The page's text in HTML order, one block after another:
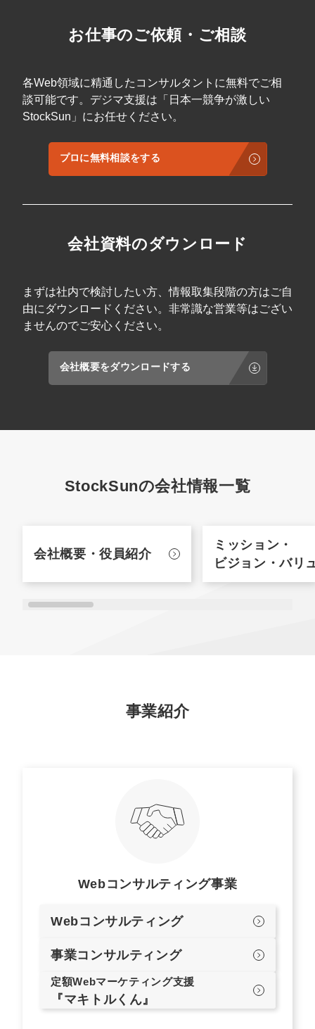
お仕事のご依頼・ご相談
各Web領域に精通したコンサルタントに無料でご相
談可能です。デジマ支援は「日本一競争が激しい
StockSun」にお任せください。
プロに無料相談をする
会社資料のダウンロード
まずは社内で検討したい方、情報取集段階の方はご自
由にダウンロードください。非常識な営業等はござい
ませんのでご安心ください。
会社概要をダウンロードする
StockSunの会社情報一覧
会社概要・役員紹介
ミッション・
ビジョン・バリ
事業紹介
Webコンサルティング事業
Webコンサルティング
事業コンサルティング
定額Webマーケティング支援
『マキトルくん』